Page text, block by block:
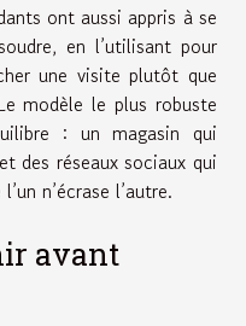
ont aussi appris à se
en l’utilisant pour
une visite plutôt que
modèle le plus robuste
: un magasin qui
des réseaux sociaux qui
n’écrase l’autre.
avant